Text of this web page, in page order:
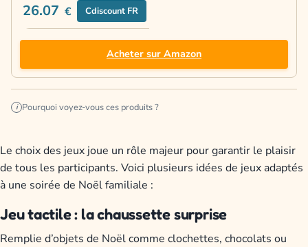
26.07 € Cdiscount FR
Acheter sur Amazon
i Pourquoi voyez-vous ces produits ?
Le choix des jeux joue un rôle majeur pour garantir le plaisir
de tous les participants. Voici plusieurs idées de jeux adaptés
à une soirée de Noël familiale :
Jeu tactile : la chaussette surprise
Remplie d’objets de Noël comme clochettes, chocolats ou